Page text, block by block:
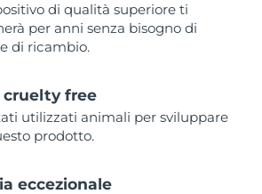
di qualità superiore ti
per anni senza bisogno di
di ricambio.
cruelty free
utilizzati animali per sviluppare
prodotto.
eccezionale